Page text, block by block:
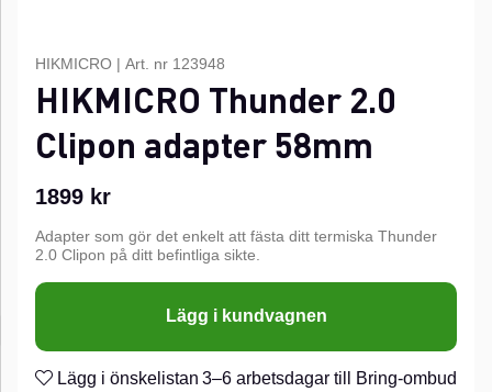
HIKMICRO | Art. nr 123948
HIKMICRO Thunder 2.0
Clipon adapter 58mm
1899 kr
Adapter som gör det enkelt att fästa ditt termiska Thunder
2.0 Clipon på ditt befintliga sikte.
Lägg i kundvagnen
Lägg i önskelistan 3–6 arbetsdagar till Bring-ombud